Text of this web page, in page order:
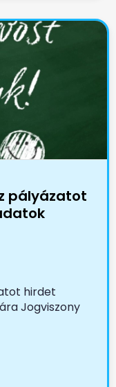
pályázatot
hirdet
Jogviszony